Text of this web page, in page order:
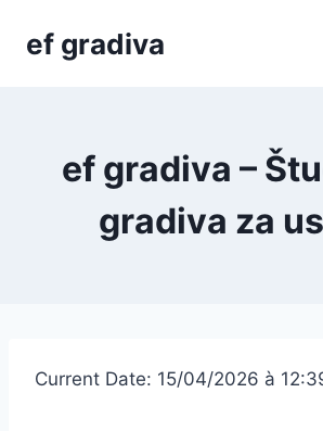
ef gradiva
ef gradiva –
gradiva za
Current Date: 15/04/2026 à